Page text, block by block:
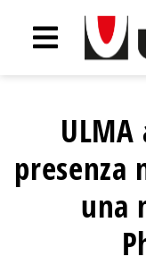
presenza
una